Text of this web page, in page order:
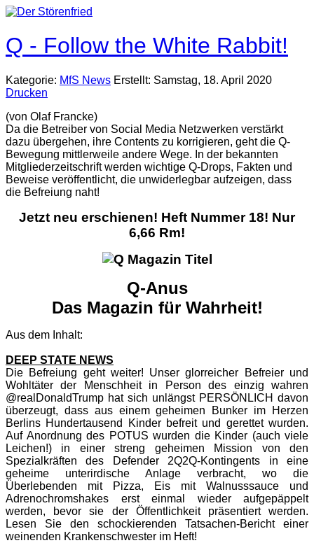
Q - Follow the White Rabbit!
Kategorie: MfS News Erstellt: Samstag, 18. April 2020
Drucken
(von Olaf Francke)
Da die Betreiber von Social Media Netzwerken verstärkt
dazu übergehen, ihre Contents zu korrigieren, geht die Q-
Bewegung mittlerweile andere Wege. In der bekannten
Mitgliederzeitschrift werden wichtige Q-Drops, Fakten und
Beweise veröffentlicht, die unwiderlegbar aufzeigen, dass
die Befreiung naht!
Jetzt neu erschienen! Heft Nummer 18! Nur
6,66 Rm!
Q-Anus
Das Magazin für Wahrheit!
Aus dem Inhalt:
DEEP STATE NEWS
Die Befreiung geht weiter! Unser glorreicher Befreier und
Wohltäter der Menschheit in Person des einzig wahren
@realDonaldTrump hat sich unlängst PERSÖNLICH davon
überzeugt, dass aus einem geheimen Bunker im Herzen
Berlins Hundertausend Kinder befreit und gerettet wurden.
Auf Anordnung des POTUS wurden die Kinder (auch viele
Leichen!) in einer streng geheimen Mission von den
Spezialkräften des Defender 2Q2Q-Kontingents in eine
geheime unterirdische Anlage verbracht, wo die
Überlebenden mit Pizza, Eis mit Walnusssauce und
Adrenochromshakes erst einmal wieder aufgepäppelt
werden, bevor sie der Öffentlichkeit präsentiert werden.
Lesen Sie den schockierenden Tatsachen-Bericht einer
weinenden Krankenschwester im Heft!